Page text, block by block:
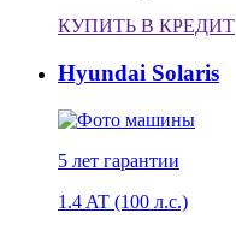
КУПИТЬ В КРЕДИТ
Hyundai Solaris
5 лет гарантии
1.4 AT (100 л.с.)